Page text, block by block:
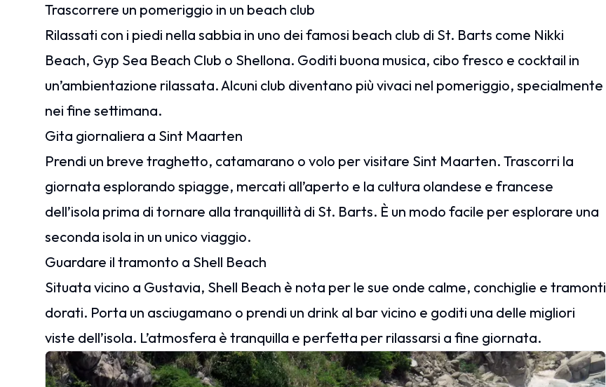
Trascorrere un pomeriggio in un beach club
Rilassati con i piedi nella sabbia in uno dei famosi beach club di St. Barts come Nikki
Beach, Gyp Sea Beach Club o Shellona. Goditi buona musica, cibo fresco e cocktail in
un’ambientazione rilassata. Alcuni club diventano più vivaci nel pomeriggio, specialmente
nei fine settimana.
Gita giornaliera a Sint Maarten
Prendi un breve traghetto, catamarano o volo per visitare Sint Maarten. Trascorri la
giornata esplorando spiagge, mercati all’aperto e la cultura olandese e francese
dell’isola prima di tornare alla tranquillità di St. Barts. È un modo facile per esplorare una
seconda isola in un unico viaggio.
Guardare il tramonto a Shell Beach
Situata vicino a Gustavia, Shell Beach è nota per le sue onde calme, conchiglie e tramonti
dorati. Porta un asciugamano o prendi un drink al bar vicino e goditi una delle migliori
viste dell’isola. L’atmosfera è tranquilla e perfetta per rilassarsi a fine giornata.